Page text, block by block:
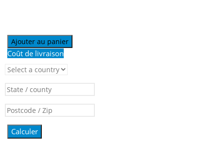
Ajouter au panier
Coût de livraison
Calculer